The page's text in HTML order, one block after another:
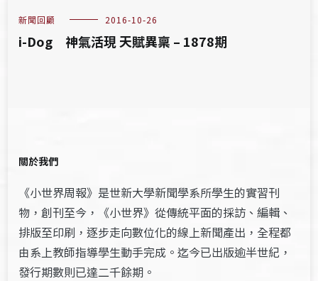
新聞回顧 2016-10-26
i-Dog 神氣活現 天賦異稟 – 1878期
關於我們
《小世界周報》是世新大學新聞學系所學生的實習刊
物，創刊至今，《小世界》從傳統平面的採訪、編輯、
排版至印刷，逐步走向數位化的線上新聞產出，全程都
由系上教師指導學生動手完成。迄今已出版逾半世紀，
發行期數則已達二千餘期。